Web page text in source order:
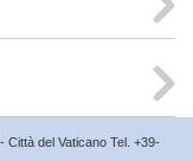
Città del Vaticano Tel. +39-